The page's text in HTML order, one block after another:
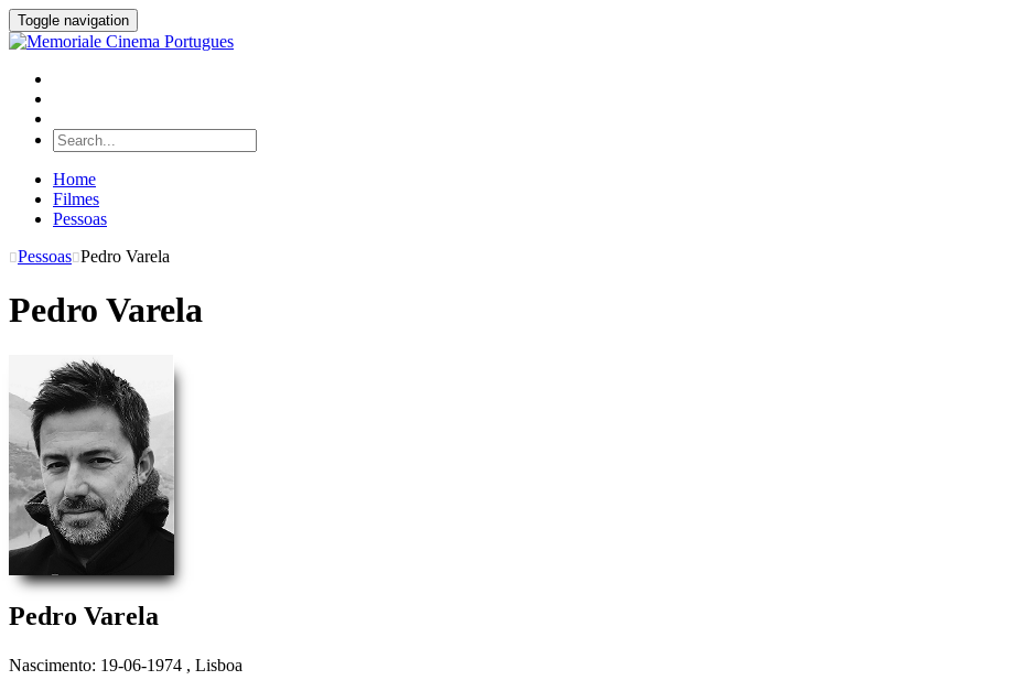
Toggle navigation
Home
Filmes
Pessoas
Pessoas Pedro Varela
Pedro Varela
Pedro Varela
Nascimento: 19-06-1974 , Lisboa